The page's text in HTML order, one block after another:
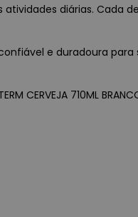
diárias. Cada
e duradoura
CERVEJA 710ML